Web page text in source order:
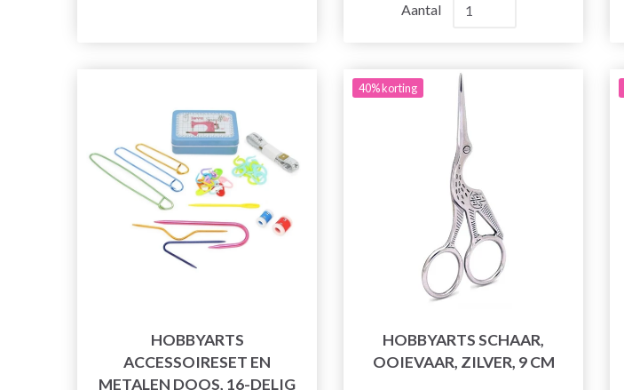
Aantal
HOBBYARTS
ACCESSOIRESET EN
METALEN DOOS, 16-DELIG
40% korting
HOBBYARTS SCHAAR,
OOIEVAAR, ZILVER, 9 CM